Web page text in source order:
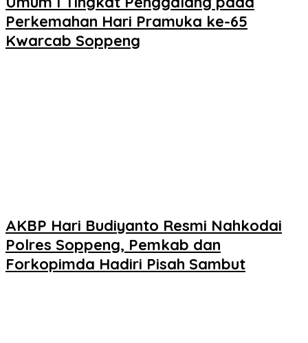
Perkemahan Hari Pramuka ke-65
Kwarcab Soppeng
AKBP Hari Budiyanto Resmi Nahkodai
Polres Soppeng, Pemkab dan
Forkopimda Hadiri Pisah Sambut